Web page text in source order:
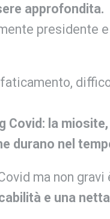
approfondita.
presidente
la
durano nel
ma non gravi
e una